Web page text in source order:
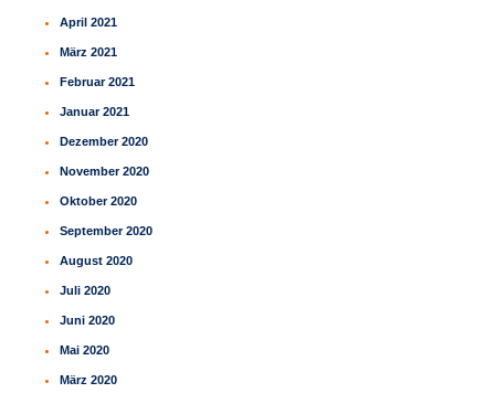
April 2021
März 2021
Februar 2021
Januar 2021
Dezember 2020
November 2020
Oktober 2020
September 2020
August 2020
Juli 2020
Juni 2020
Mai 2020
März 2020